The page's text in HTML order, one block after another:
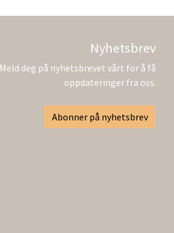
Nyhetsbrev
Meld deg på nyhetsbrevet vårt for å få
oppdateringer fra oss.
Abonner på nyhetsbrev